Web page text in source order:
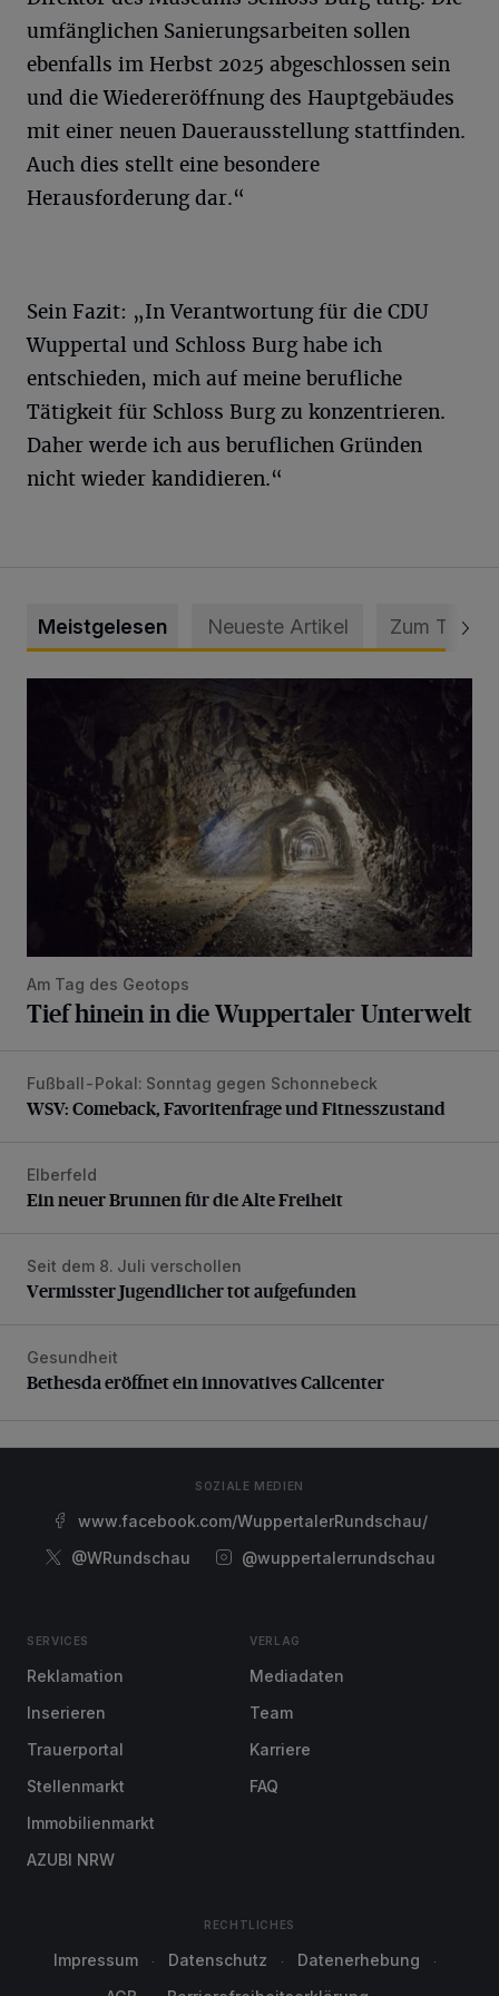
umfänglichen Sanierungsarbeiten sollen
ebenfalls im Herbst 2025 abgeschlossen sein
und die Wiedereröffnung des Hauptgebäudes
mit einer neuen Dauerausstellung stattfinden.
Auch dies stellt eine besondere
Herausforderung dar.“
Sein Fazit: „In Verantwortung für die CDU
Wuppertal und Schloss Burg habe ich
entschieden, mich auf meine berufliche
Tätigkeit für Schloss Burg zu konzentrieren.
Daher werde ich aus beruflichen Gründen
nicht wieder kandidieren.“
Meistgelesen Neueste Artikel Zum Thema
Am Tag des Geotops
Tief hinein in die Wuppertaler Unterwelt
WSV: Comeback, Favoritenfrage und Fitnesszustand
Fußball-Pokal: Sonntag gegen Schonnebeck
WSV: Comeback, Favoritenfrage und Fitnesszustand
Ein neuer Brunnen für die Alte Freiheit
Elberfeld
Ein neuer Brunnen für die Alte Freiheit
Vermisster Jugendlicher tot aufgefunden
Seit dem 8. Juli verschollen
Vermisster Jugendlicher tot aufgefunden
Bethesda eröffnet ein innovatives Callcenter
Gesundheit
Bethesda eröffnet ein innovatives Callcenter
SOZIALE MEDIEN
www.facebook.com/WuppertalerRundschau/
@WRundschau
@wuppertalerrundschau
SERVICES
Reklamation
Inserieren
Trauerportal
Stellenmarkt
Immobilienmarkt
AZUBI NRW
VERLAG
Mediadaten
Team
Karriere
FAQ
RECHTLICHES
Impressum Datenschutz
Datenerhebung